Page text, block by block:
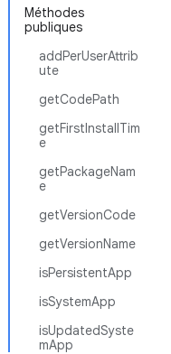
Méthodes
publiques
addPerUserAttrib
ute
getCodePath
getFirstInstallTim
e
getPackageNam
e
getVersionCode
getVersionName
isPersistentApp
isSystemApp
isUpdatedSyste
mApp